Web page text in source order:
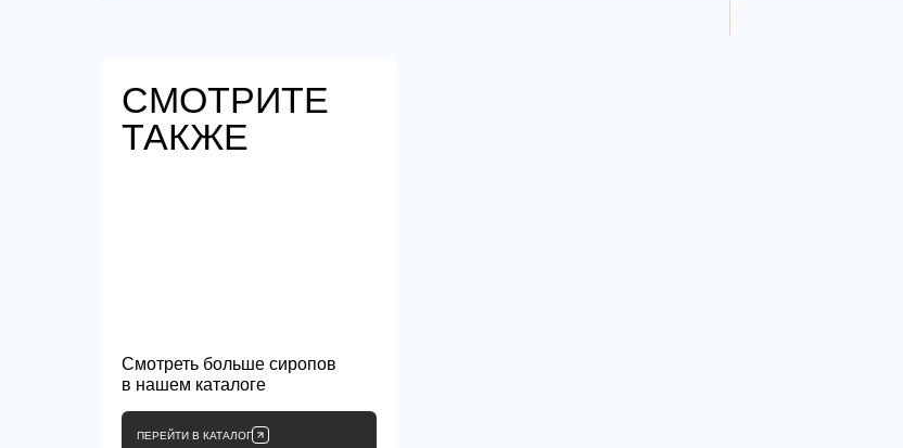
СМОТРИТЕ
ТАКЖЕ
Смотреть больше сиропов
в нашем каталоге
ПЕРЕЙТИ В КАТАЛОГ